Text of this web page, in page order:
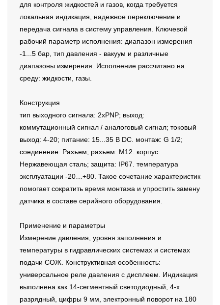
для контроля жидкостей и газов, когда требуется
локальная индикация, надежное переключение и
передача сигнала в систему управления. Ключевой
рабочий параметр исполнения: диапазон измерения
-1...5 бар, тип давления - вакуум и различные
диапазоны измерения. Исполнение рассчитано на
среду: жидкости, газы.
Конструкция
тип выходного сигнала: 2xPNP; выход:
коммутационный сигнал / аналоговый сигнал; токовый
выход: 4-20; питание: 15...35 В DC. монтаж: G 1/2;
соединение: Разъем; разъем: M12. корпус:
Нержавеющая сталь; защита: IP67. температура
эксплуатации -20…+80. Такое сочетание характеристик
помогает сократить время монтажа и упростить замену
датчика в составе серийного оборудования.
Применение и параметры
Измерение давления, уровня заполнения и
температуры в гидравлических системах и системах
подачи СОЖ. Конструктивная особенность:
универсальное реле давления с дисплеем. Индикация
выполнена как 14-сегментный светодиодный, 4-х
разрядный, цифры 9 мм, электронный поворот на 180